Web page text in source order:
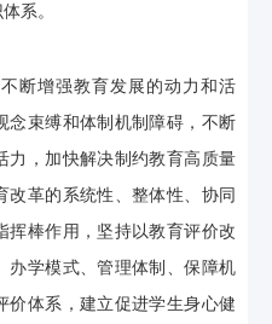
系。
增强教育发展的动力和活
念束缚和体制机制障碍，不断
力，加快解决制约教育高质量
改革的系统性、整体性、协同
挥棒作用，坚持以教育评价改
办学模式、管理体制、保障机
价体系，建立促进学生身心健